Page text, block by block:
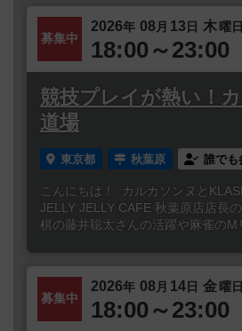
募集中
2026年 08 月 13日 木曜日
18:00～23:00
競技プレイが熱い！
道場
東京都 秋葉原 誰でも
こんにちは！ カルカソンヌと
JELLY JELLY CAFE 秋葉原店店長
棋の藤井聡太さんの活躍や麻雀のM
募集中
2026年 08 月 14日 金曜日
18:00～23:00